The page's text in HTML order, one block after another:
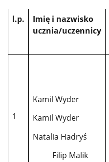
l.p.
Imię i nazwisko
ucznia/uczennicy
1
Kamil Wyder
Kamil Wyder
Natalia Hadryś
Filip Malik